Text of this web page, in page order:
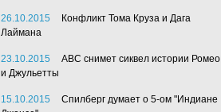
26.10.2015
Конфликт Тома Круза и Дага
Лаймана
23.10.2015
АВС снимет сиквел истории Ромео
и Джульетты
15.10.2015
Спилберг думает о 5-ом "Индиане